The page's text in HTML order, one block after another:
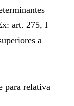
art. 275, I
a
para relativa